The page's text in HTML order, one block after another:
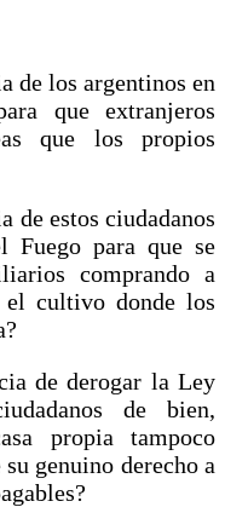
de los argentinos en
que extranjeros
que los propios
de estos ciudadanos
Fuego para que se
comprando a
el cultivo donde los
de derogar la Ley
de bien,
propia tampoco
genuino derecho a